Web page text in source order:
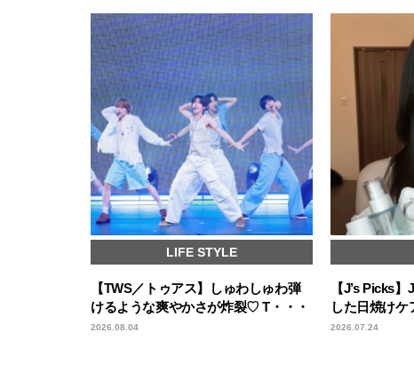
LIFE STYLE
【TWS／トゥアス】しゅわしゅわ弾
けるような爽やかさが炸裂♡ T・・・
2026.08.04
【J’s Picks
した日焼けケ
2026.07.24